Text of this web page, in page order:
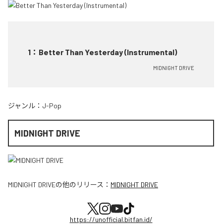
1 ： Better Than Yesterday (Instrumental)
MIDNIGHT DRIVE
ジャンル： J-Pop
MIDNIGHT DRIVE
MIDNIGHT DRIVEの他のリリース： MIDNIGHT DRIVE
https://unofficial.bitfan.id/